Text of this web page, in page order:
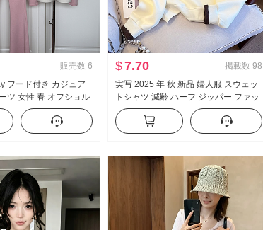
販売数 6
フード付き カジュア
ツ 女性 春 オフショル
ルボトム スリーピース
$7.70 掲載数 98
実写 2025 年 秋 新品 婦人服 スウェッ
トシャツ 減齢 ハーフ ジッパー ファッ
ション ポロ襟 カジュアル 万能 スリム
効果